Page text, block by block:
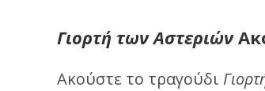
Γιορτή των Αστεριών
Ακούστε το τραγούδι